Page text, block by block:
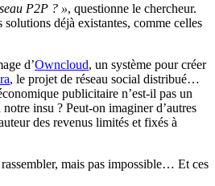
P2P ? », questionne le chercheur.
déjà existantes, comme celles
d’Owncloud, un système pour créer
, le projet de réseau social distribué…
publicitaire n’est-il pas un
insu ? Peut-on imaginer d’autres
des revenus limités et fixés à
mais pas impossible… Et ces